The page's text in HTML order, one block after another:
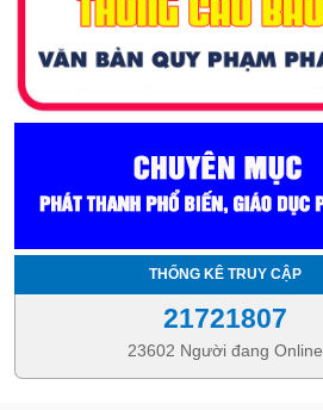
THỐNG KÊ TRUY CẬP
21721807
23602 Người đang Online